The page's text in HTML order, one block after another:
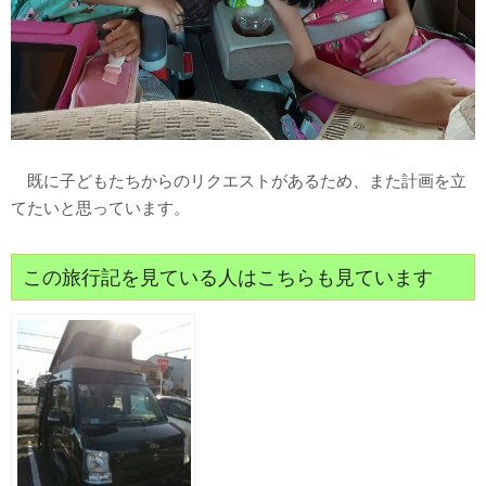
既に子どもたちからのリクエストがあるため、また計画を立
てたいと思っています。
この旅行記を見ている人はこちらも見ています